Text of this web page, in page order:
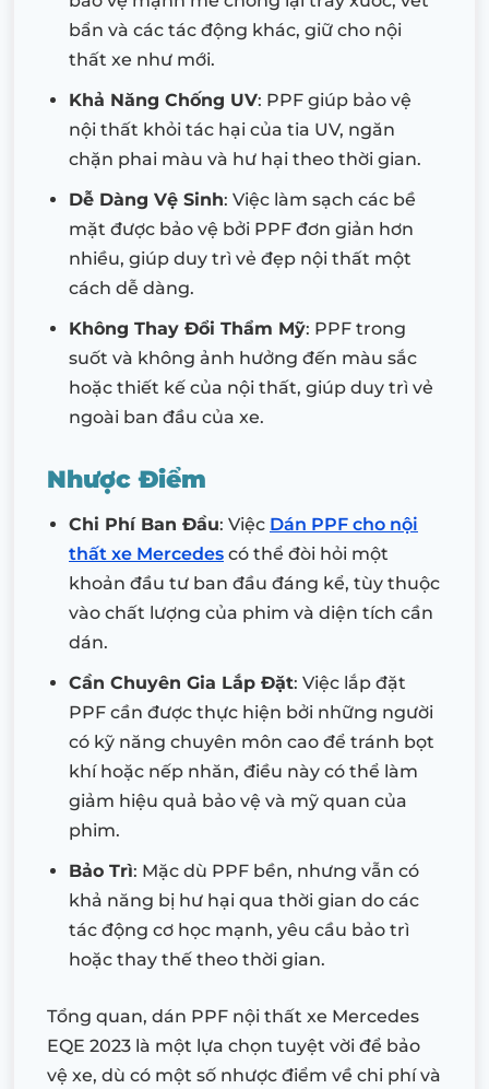
bẩn và các tác động khác, giữ cho nội
thất xe như mới.
Khả Năng Chống UV: PPF giúp bảo vệ
nội thất khỏi tác hại của tia UV, ngăn
chặn phai màu và hư hại theo thời gian.
Dễ Dàng Vệ Sinh: Việc làm sạch các bề
mặt được bảo vệ bởi PPF đơn giản hơn
nhiều, giúp duy trì vẻ đẹp nội thất một
cách dễ dàng.
Không Thay Đổi Thẩm Mỹ: PPF trong
suốt và không ảnh hưởng đến màu sắc
hoặc thiết kế của nội thất, giúp duy trì vẻ
ngoài ban đầu của xe.
Nhược Điểm
Chi Phí Ban Đầu: Việc Dán PPF cho nội
thất xe Mercedes có thể đòi hỏi một
khoản đầu tư ban đầu đáng kể, tùy thuộc
vào chất lượng của phim và diện tích cần
dán.
Cần Chuyên Gia Lắp Đặt: Việc lắp đặt
PPF cần được thực hiện bởi những người
có kỹ năng chuyên môn cao để tránh bọt
khí hoặc nếp nhăn, điều này có thể làm
giảm hiệu quả bảo vệ và mỹ quan của
phim.
Bảo Trì: Mặc dù PPF bền, nhưng vẫn có
khả năng bị hư hại qua thời gian do các
tác động cơ học mạnh, yêu cầu bảo trì
hoặc thay thế theo thời gian.
Tổng quan, dán PPF nội thất xe Mercedes
EQE 2023 là một lựa chọn tuyệt vời để bảo
vệ xe, dù có một số nhược điểm về chi phí và